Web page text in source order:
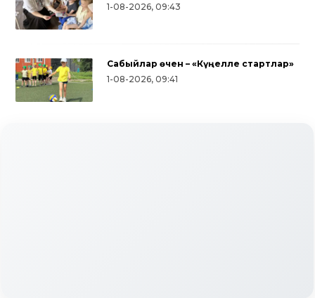
1-08-2026, 09:43
Сабыйлар өчен – «Күңелле стартлар»
1-08-2026, 09:41